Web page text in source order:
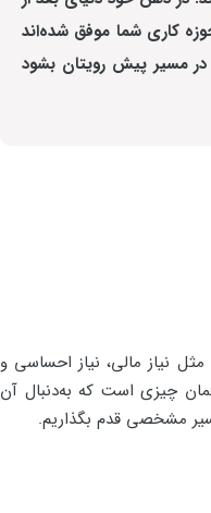
کاری شما موفق شده‌اند
مسیر پیش رویتان بشود
نیاز مالی، نیاز احساسی و
چیزی است که به‌دنبال آن
مشخصی قدم بگذاریم.